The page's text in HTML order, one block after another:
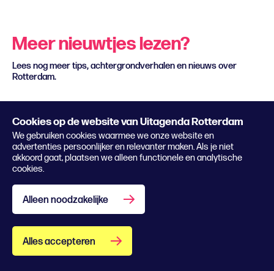
Cookies op de website van Uitagenda Rotterdam
We gebruiken cookies waarmee we onze website en
advertenties persoonlijker en relevanter maken. Als je niet
akkoord gaat, plaatsen we alleen functionele en analytische
cookies.
Alleen noodzakelijke
Alles accepteren
Meer nieuwtjes lezen?
Lees nog meer tips, achtergrondverhalen en nieuws over
Rotterdam.